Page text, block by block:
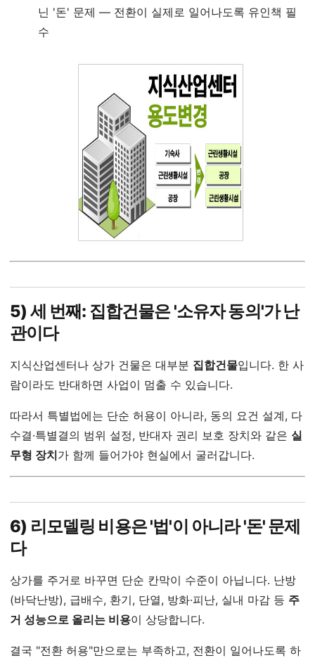
닌 '돈' 문제 — 전환이 실제로 일어나도록 유인책 필
수
5) 세 번째: 집합건물은 '소유자 동의'가 난
관이다
지식산업센터나 상가 건물은 대부분 집합건물입니다. 한 사
람이라도 반대하면 사업이 멈출 수 있습니다.
따라서 특별법에는 단순 허용이 아니라, 동의 요건 설계, 다
수결·특별결의 범위 설정, 반대자 권리 보호 장치와 같은 실
무형 장치가 함께 들어가야 현실에서 굴러갑니다.
6) 리모델링 비용은 '법'이 아니라 '돈' 문제
다
상가를 주거로 바꾸면 단순 칸막이 수준이 아닙니다. 난방
(바닥난방), 급배수, 환기, 단열, 방화·피난, 실내 마감 등 주
거 성능으로 올리는 비용이 상당합니다.
결국 "전환 허용"만으로는 부족하고, 전환이 일어나도록 하